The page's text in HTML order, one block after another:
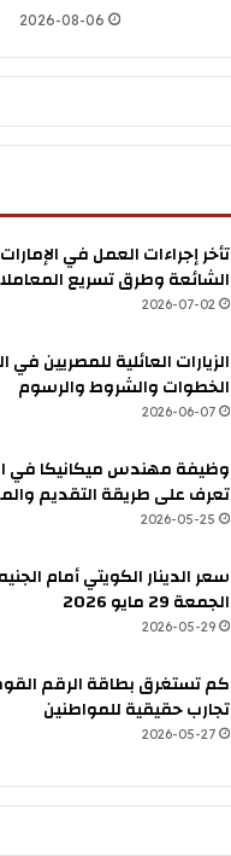
2026-08-06
تأخر إجراءات العمل في
الشائعة وطرق تسريع
2026-07-02
الزيارات العائلية للمصريين
الخطوات والشروط والرسوم
2026-06-07
وظيفة مهندس ميكانيكا في
تعرف على طريقة التقديم
2026-05-25
سعر الدينار الكويتي أمام
الجمعة 29 مايو 2026
2026-05-29
كم تستغرق بطاقة الرقم
تجارب حقيقية للمواطنين
2026-05-27